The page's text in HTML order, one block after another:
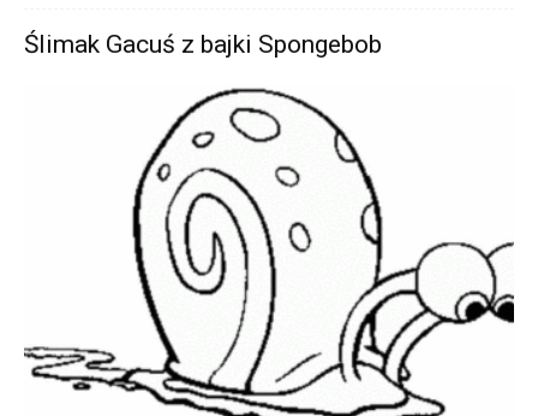
Ślimak Gacuś z bajki Spongebob